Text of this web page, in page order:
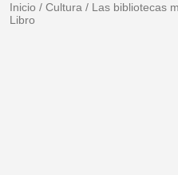
Inicio / Cultura / Las bibliotecas
Libro